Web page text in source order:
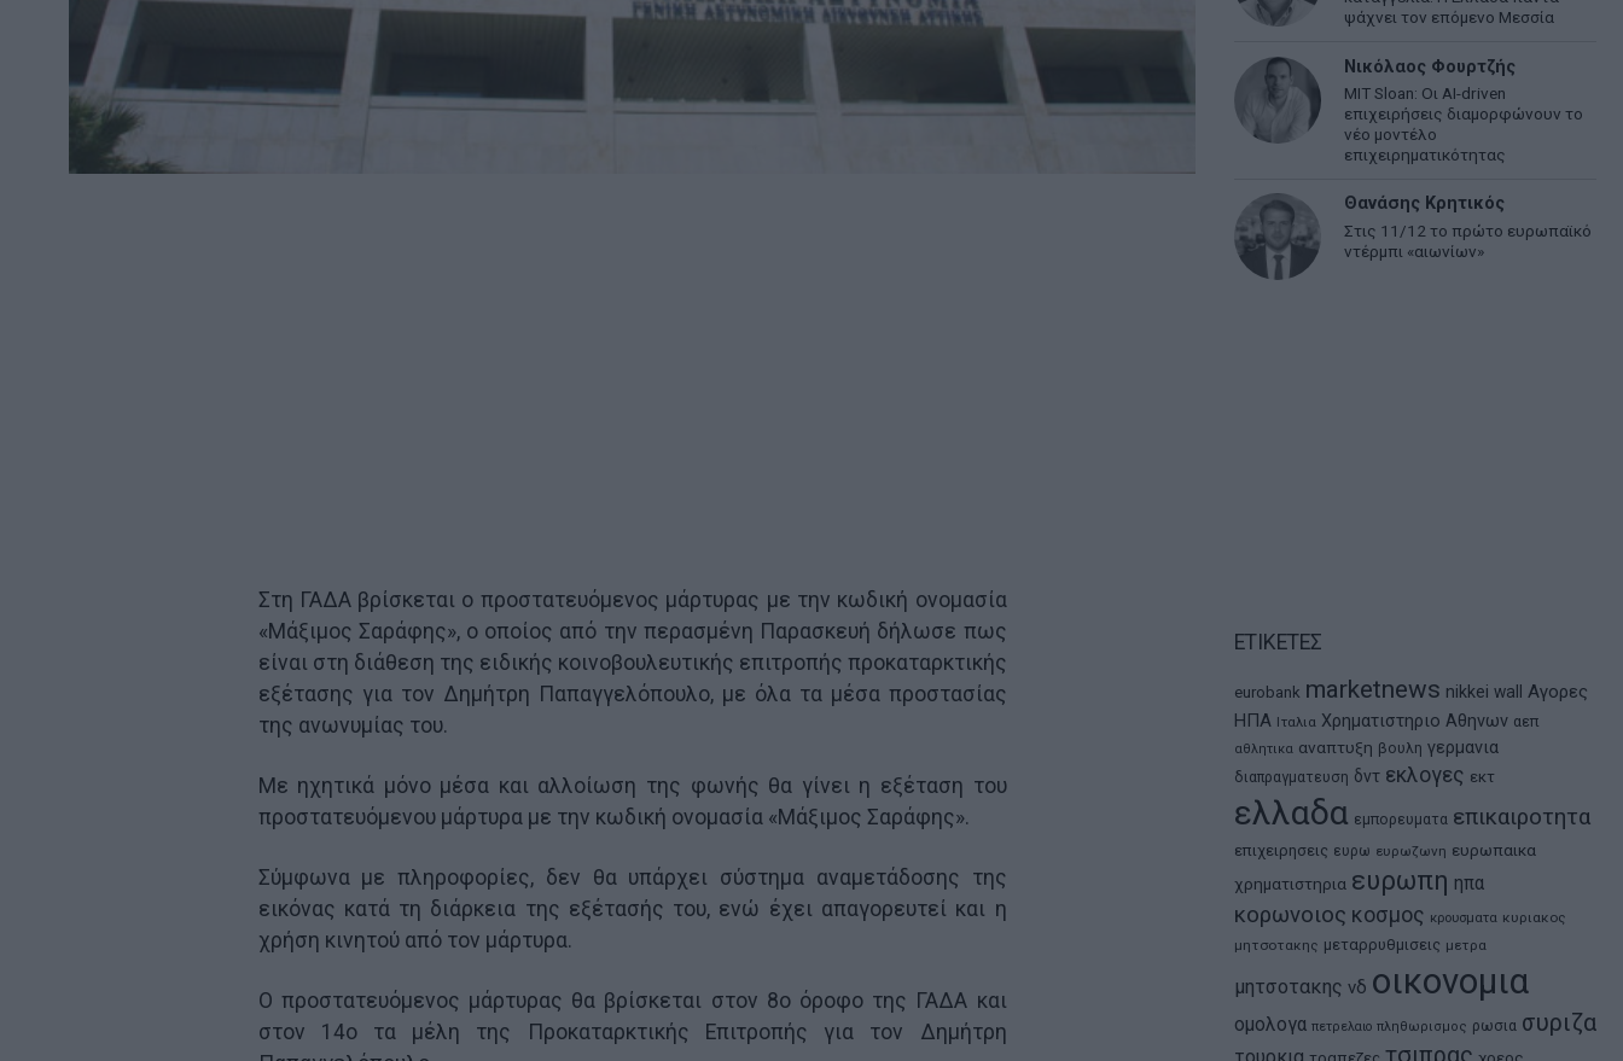
Στη ΓΑΔΑ βρίσκεται ο προστατευόμενος μάρτυρας με την κωδική ονομασία
«Μάξιμος Σαράφης», ο οποίος από την περασμένη Παρασκευή δήλωσε πως
είναι στη διάθεση της ειδικής κοινοβουλευτικής επιτροπής προκαταρκτικής
εξέτασης για τον Δημήτρη Παπαγγελόπουλο, με όλα τα μέσα προστασίας
της ανωνυμίας του.
Με ηχητικά μόνο μέσα και αλλοίωση της φωνής θα γίνει η εξέταση του
προστατευόμενου μάρτυρα με την κωδική ονομασία «Μάξιμος Σαράφης».
Σύμφωνα με πληροφορίες, δεν θα υπάρχει σύστημα αναμετάδοσης της
εικόνας κατά τη διάρκεια της εξέτασής του, ενώ έχει απαγορευτεί και η
χρήση κινητού από τον μάρτυρα.
Ο προστατευόμενος μάρτυρας θα βρίσκεται στον 8ο όροφο της ΓΑΔΑ και
στον 14ο τα μέλη της Προκαταρκτικής Επιτροπής για τον Δημήτρη
ψάχνει τον επόμενο Μεσσία
Νικόλαος Φουρτζής
MIT Sloan: Οι AI-driven
επιχειρήσεις διαμορφώνουν το
νέο μοντέλο
επιχειρηματικότητας
Θανάσης Κρητικός
Στις 11/12 το πρώτο ευρωπαϊκό
ντέρμπι «αιωνίων»
ΕΤΙΚΕΤΕΣ
eurobank marketnews nikkei wall
Αγορες
ΗΠΑ Ιταλια Χρηματιστηριο Αθηνων αεπ
αθλητικα αναπτυξη βουλη γερμανια
διαπραγματευση δντ εκλογες εκτ
ελλαδα εμπορευματα επικαιροτητα
επιχειρησεις ευρω ευρωζωνη ευρωπαικα
χρηματιστηρια ευρωπη ηπα
κορωνοιος κοσμος κρουσματα κυριακος
μητσοτακης μεταρρυθμισεις μετρα
μητσοτακης νδ οικονομια
ομολογα πετρελαιο πληθωρισμος ρωσια συριζα